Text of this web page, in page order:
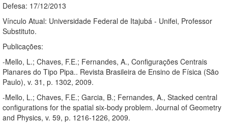
Defesa: 17/12/2013
Vínculo Atual: Universidade Federal de Itajubá - Unifei, Professor
Substituto.
Publicações:
-Mello, L.; Chaves, F.E.; Fernandes, A., Configurações Centrais
Planares do Tipo Pipa.. Revista Brasileira de Ensino de Física (São
Paulo), v. 31, p. 1302, 2009.
-Mello, L.; Chaves, F.E.; Garcia, B.; Fernandes, A., Stacked central
configurations for the spatial six-body problem. Journal of Geometry
and Physics, v. 59, p. 1216-1226, 2009.